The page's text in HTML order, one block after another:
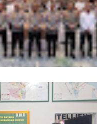
Rakernis SDM 2026,